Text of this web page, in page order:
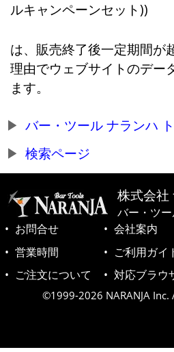
ルキャンペーンセット))
は、販売終了後一定期間が
理由でウェブサイトのデー
ます。
バー・ツール ナランハ
検索ページ
株式会社
バー・ツ
お問合せ
会社案内
営業時間
ご利用ガイ
ご注文について
対応ブラウ
©1999-2026 NARANJA Inc.